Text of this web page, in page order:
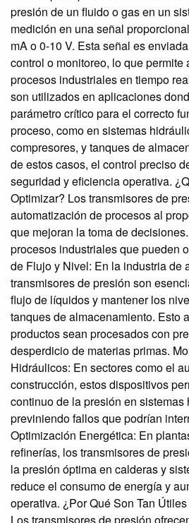
presión de un fluido o gas en un
medición en una señal
mA o 0-10 V. Esta señal es
control o monitoreo, lo que permite
procesos industriales en tiempo
son utilizados en aplicaciones
parámetro crítico para el correcto
proceso, como en sistemas
compresores, y tanques de
de estos casos, el control preciso
seguridad y eficiencia operativa.
Optimizar? Los transmisores de
automatización de procesos al
que mejoran la toma de
procesos industriales que pueden
de Flujo y Nivel: En la industria de
transmisores de presión son
flujo de líquidos y mantener los
tanques de almacenamiento. Esto
productos sean procesados con
desperdicio de materias primas.
Hidráulicos: En sectores como el
construcción, estos dispositivos
continuo de la presión en sistemas
previniendo fallos que podrían
Optimización Energética: En
refinerías, los transmisores de
la presión óptima en calderas y
reduce el consumo de energía y
operativa. ¿Por Qué Son Tan